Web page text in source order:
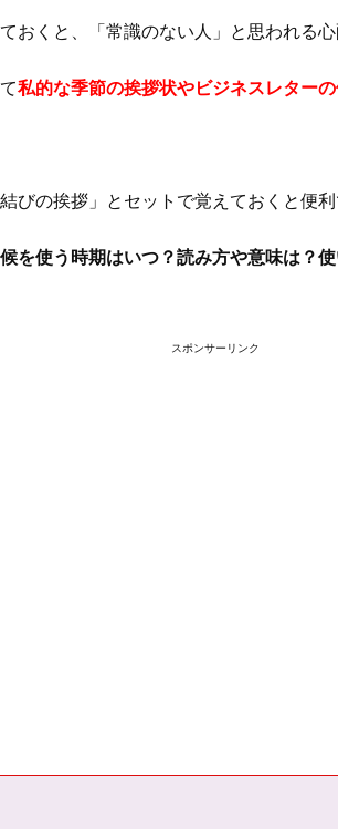
おくと、「常識のない人」と思われる心
私的な季節の挨拶状やビジネスレター
びの挨拶」とセットで覚えておくと便利
を使う時期はいつ？読み方や意味は？
スポンサーリンク